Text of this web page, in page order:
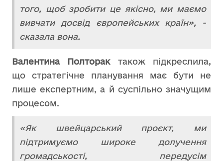
того, щоб зробити це якісно, ми маємо
вивчати досвід європейських країн», -
сказала вона.
Валентина Полторактакож підкреслила,
що стратегічне планування має бути не
лише експертним, а й суспільно значущим
процесом.
«Як швейцарський проєкт, ми
підтримуємо широке долучення
громадськості, передусім